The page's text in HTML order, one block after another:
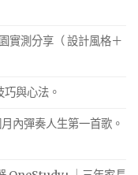
實測分享（ 設計風格＋
與心法。
內彈奏人生第一首歌。